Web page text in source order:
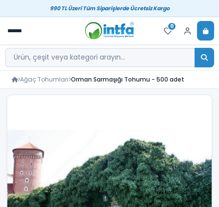
990 TL Üzeri Tüm Siparişlerde Ücretsiz Kargo
0
Ağaç Tohumları Orman Sarmaşığı Tohumu - 500 adet